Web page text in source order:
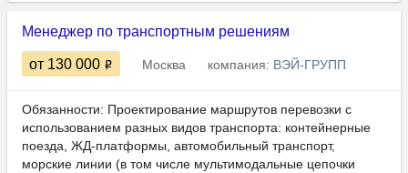
Менеджер по транспортным решениям
от 130 000 Москва компания: ВЭЙ-ГРУПП
Обязанности: Проектирование маршрутов перевозки с
использованием разных видов транспорта: контейнерные
поезда, ЖД-платформы, автомобильный транспорт,
морские линии (в том числе мультимодальные цепочки